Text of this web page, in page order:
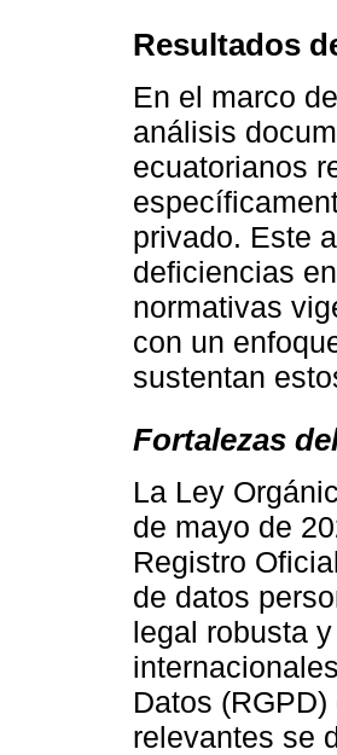
Resultados
En el marco
análisis
ecuatorianos
privado. Este
deficiencias
normativas
con un
sustentan
Fortalezas
La Ley
de mayo de
Registro
de datos
legal robusta
Datos
relevantes se